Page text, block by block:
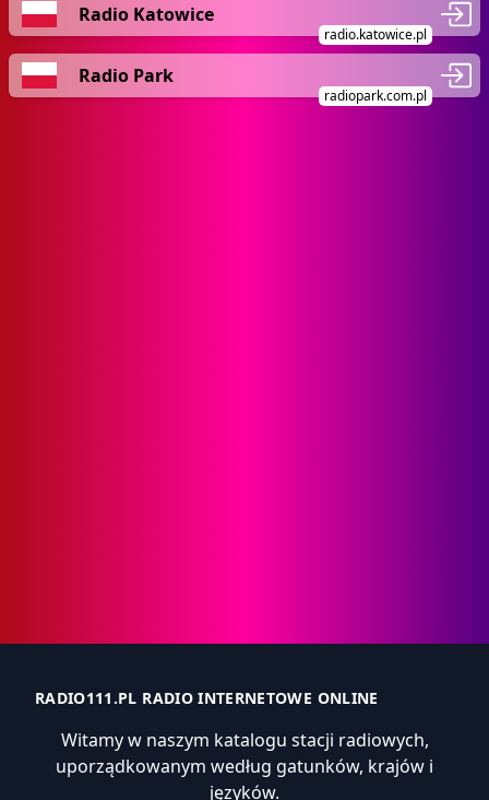
Radio Katowice
radio.katowice.pl
Radio Park
radiopark.com.pl
RADIO111.PL RADIO INTERNETOWE ONLINE
Witamy w naszym katalogu stacji radiowych,
uporządkowanym według gatunków, krajów i
języków.